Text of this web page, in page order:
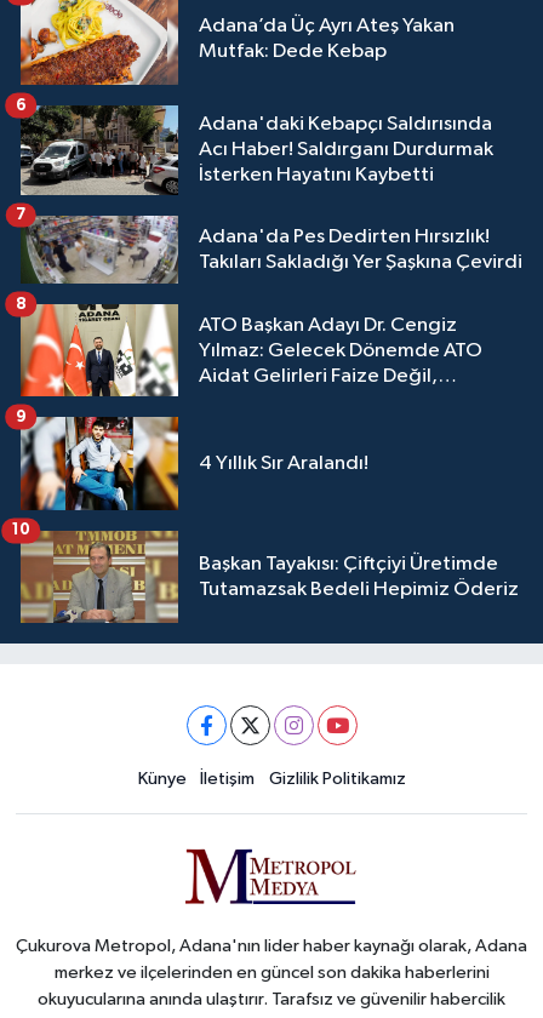
Adana’da Üç Ayrı Ateş Yakan
Mutfak: Dede Kebap
Adana'daki Kebapçı Saldırısında
Acı Haber! Saldırganı Durdurmak
İsterken Hayatını Kaybetti
6
Adana'da Pes Dedirten Hırsızlık!
Takıları Sakladığı Yer Şaşkına Çevirdi
7
ATO Başkan Adayı Dr. Cengiz
Yılmaz: Gelecek Dönemde ATO
Aidat Gelirleri Faize Değil,
8
4 Yıllık Sır Aralandı!
9
Başkan Tayakısı: Çiftçiyi Üretimde
Tutamazsak Bedeli Hepimiz Öderiz
10
Künye İletişim Gizlilik Politikamız
Çukurova Metropol, Adana'nın lider haber kaynağı olarak, Adana
merkez ve ilçelerinden en güncel son dakika haberlerini
okuyucularına anında ulaştırır. Tarafsız ve güvenilir habercilik